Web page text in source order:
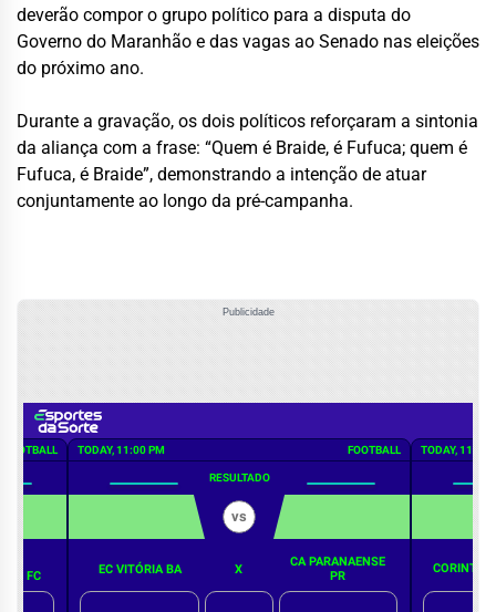
deverão compor o grupo político para a disputa do
Governo do Maranhão e das vagas ao Senado nas eleições
do próximo ano.
Durante a gravação, os dois políticos reforçaram a sintonia
da aliança com a frase: “Quem é Braide, é Fufuca; quem é
Fufuca, é Braide”, demonstrando a intenção de atuar
conjuntamente ao longo da pré-campanha.
Publicidade